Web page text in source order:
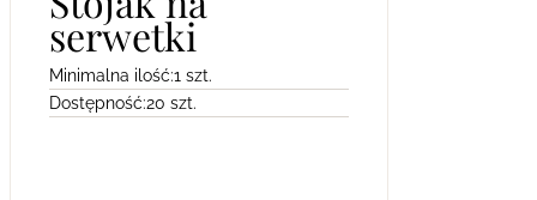
serwetki
Minimalna ilość:1 szt.
Dostępność:20 szt.